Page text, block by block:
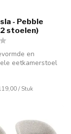
- Pebble
stoelen)
en
eetkamerstoel
/ Stuk